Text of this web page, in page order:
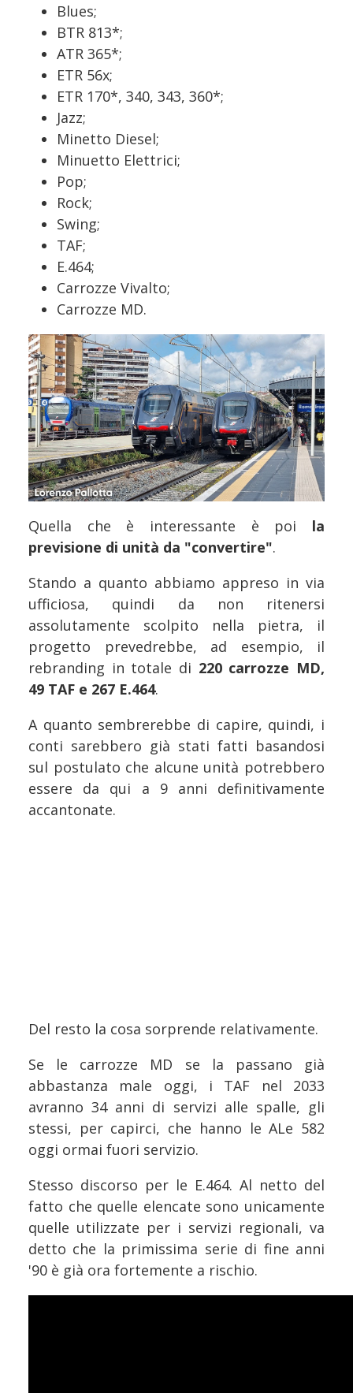
Blues;
BTR 813*;
ATR 365*;
ETR 56x;
ETR 170*, 340, 343, 360*;
Jazz;
Minetto Diesel;
Minuetto Elettrici;
Pop;
Rock;
Swing;
TAF;
E.464;
Carrozze Vivalto;
Carrozze MD.
Quella che è interessante è poi la
previsione di unità da "convertire".
Stando a quanto abbiamo appreso in via
ufficiosa, quindi da non ritenersi
assolutamente scolpito nella pietra, il
progetto prevedrebbe, ad esempio, il
rebranding in totale di 220 carrozze MD,
49 TAF e 267 E.464.
A quanto sembrerebbe di capire, quindi, i
conti sarebbero già stati fatti basandosi
sul postulato che alcune unità potrebbero
essere da qui a 9 anni definitivamente
accantonate.
Del resto la cosa sorprende relativamente.
Se le carrozze MD se la passano già
abbastanza male oggi, i TAF nel 2033
avranno 34 anni di servizi alle spalle, gli
stessi, per capirci, che hanno le ALe 582
oggi ormai fuori servizio.
Stesso discorso per le E.464. Al netto del
fatto che quelle elencate sono unicamente
quelle utilizzate per i servizi regionali, va
detto che la primissima serie di fine anni
'90 è già ora fortemente a rischio.